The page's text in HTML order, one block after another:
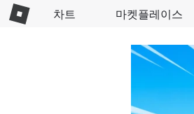
차트 마켓플레이스